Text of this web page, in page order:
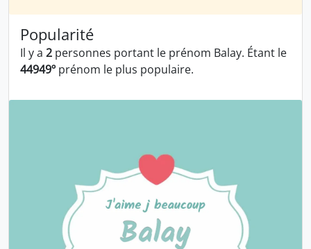
Popularité
Il y a 2 personnes portant le prénom Balay. Étant le
44949º prénom le plus populaire.